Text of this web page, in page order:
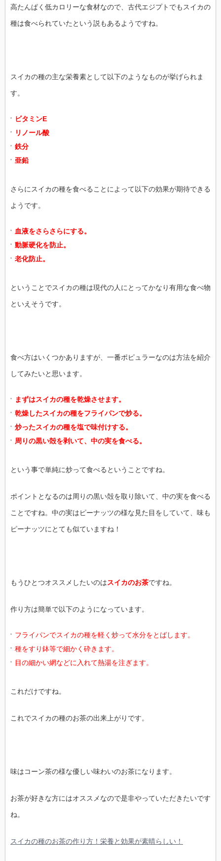
高たんぱく低カロリーな食材なので、古代エジプトでもスイカの
種は食べられていたという説もあるようですね。
スイカの種の主な栄養素として以下のようなものが挙げられま
す。
ビタミンE
リノール酸
鉄分
亜鉛
さらにスイカの種を食べることによって以下の効果が期待できる
ようです。
血液をさらさらにする。
動脈硬化を防止。
老化防止。
ということでスイカの種は現代の人にとってかなり有用な食べ物
といえそうです。
食べ方はいくつかありますが、一番ポピュラーなのは方法を紹介
してみたいと思います。
まずはスイカの種を乾燥させます。
乾燥したスイカの種をフライパンで炒る。
炒ったスイカの種を塩で味付けする。
周りの黒い殻を剥いて、中の実を食べる。
という事で単純に炒って食べるということですね。
ポイントとなるのは周りの黒い殻を取り除いて、中の実を食べる
ことですね。中の実はピーナッツの様な見た目をしていて、味も
ピーナッツにとても似ていますね！
もうひとつオススメしたいのはスイカのお茶ですね。
作り方は簡単で以下のようになっています。
フライパンでスイカの種を軽く炒って水分をとばします。
種をすり鉢等で細かく砕きます。
目の細かい網などに入れて熱湯を注ぎます。
これだけですね。
これでスイカの種のお茶の出来上がりです。
味はコーン茶の様な優しい味わいのお茶になります。
お茶が好きな方にはオススメなので是非やっていただきたいです
ね。
スイカの種のお茶の作り方！栄養と効果が素晴らしい！